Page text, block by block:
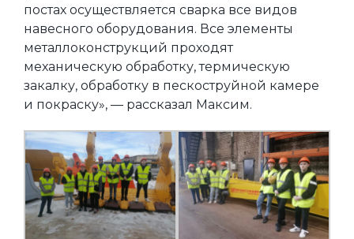
постах осуществляется сварка все видов
навесного оборудования. Все элементы
металлоконструкций проходят
механическую обработку, термическую
закалку, обработку в пескоструйной камере
и покраску», — рассказал Максим.